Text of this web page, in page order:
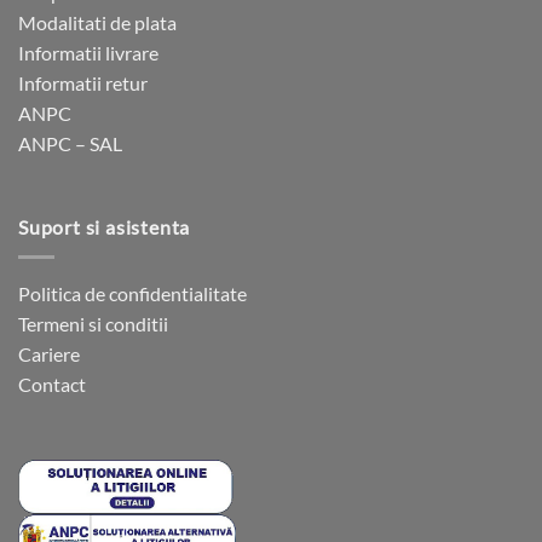
Modalitati de plata
Informatii livrare
Informatii retur
ANPC
ANPC – SAL
Suport si asistenta
Politica de confidentialitate
Termeni si conditii
Cariere
Contact